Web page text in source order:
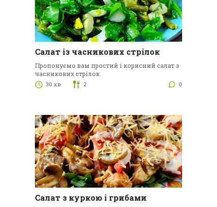
Салат із часникових стрілок
Пропонуємо вам простий і корисний салат з
часникових стрілок.
30 хв 2 0
Салат з куркою і грибами